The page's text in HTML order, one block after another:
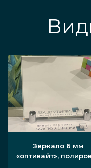
Зеркало 6 мм
«оптивайт»,